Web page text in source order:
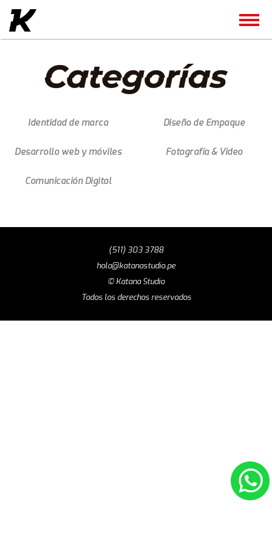
Identidad de marca Diseño de Empaque
Desarrollo web y móviles Fotografía & Video
Comunicación Digital
(511) 303 3788
hola@katanastudio.pe
© Katana Studio
Todos los derechos reservados